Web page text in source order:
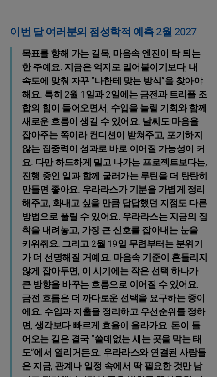
이번 달 여러분의 점성학적 예측 2월 2027
목표를 향해 가는 길목, 마음속 엔진이 탁 틔는
한 주예요. 지금은 억지로 밀어붙이기보다, 내
속도에 맞춰 자꾸 “나한테 맞는 방식”을 찾아야
해요. 특히 2월 1일과 2일에는 금전과 트리플 조
합의 힘이 들어오면서, 수입을 늘릴 기회와 함께
새로운 흐름이 생길 수 있어요. 날씨도 마음을
잡아주는 쪽이라 컨디션이 받쳐주고, 포기하지
않는 집중력이 성과로 바로 이어질 가능성이 커
요. 다만 하드하게 밀고 나가는 프로젝트보다는,
진행 중인 일과 함께 굴러가는 루틴을 더 탄탄히
만들면 좋아요. 우라라스가 기분을 가볍게 정리
해주고, 화내고 싶을 만큼 답답했던 지점도 다른
방법으로 풀릴 수 있어요. 우라라스는 지금의 집
착을 내려놓고, 가장 큰 신호를 잡아내는 눈을
키워줘요. 그리고 2월 19일 무렵부터는 분위기
가 더 선명해질 거예요. 마음속 기준이 흔들리지
않게 잡아두면, 이 시기에는 작은 선택 하나가
큰 방향을 바꾸는 흐름으로 이어질 수 있어요.
금전 흐름은 더 까다로운 선택을 요구하는 중이
에요. 수입과 지출을 정리하고 우선순위를 정하
면, 생각보다 빠르게 효율이 올라가요. 돈이 들
어오는 길은 결국 “쓸데없는 새는 곳을 막는 태
도”에서 열리거든요. 우라라스와 연결된 사람들
은 지금, 관계나 일정 속에서 딱 필요한 것만 남